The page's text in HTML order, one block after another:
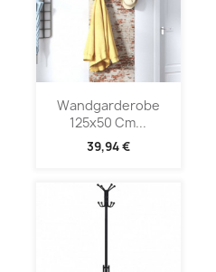
Wandgarderobe
125x50 Cm...
39,94 €